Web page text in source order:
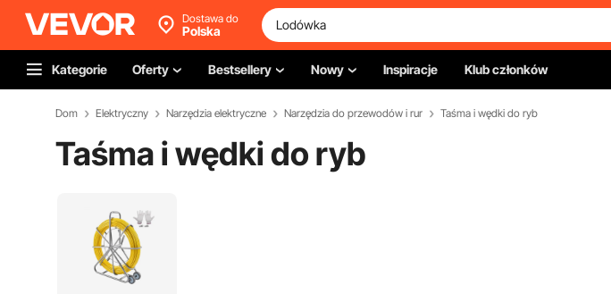
Dostawa do
Polska
Kategorie Oferty Bestsellery Nowy Inspiracje Klub członków
Dom Elektryczny Narzędzia elektryczne Narzędzia do przewodów i rur Taśma i wędki do ryb
Taśma i wędki do ryb